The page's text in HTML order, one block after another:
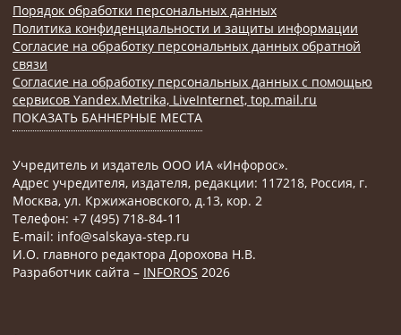
Порядок обработки персональных данных
Политика конфиденциальности и защиты информации
Согласие на обработку персональных данных обратной
связи
Согласие на обработку персональных данных с помощью
сервисов Yandex.Metrika, LiveInternet, top.mail.ru
ПОКАЗАТЬ БАННЕРНЫЕ МЕСТА
Учредитель и издатель ООО ИА «Инфорос».
Адрес учредителя, издателя, редакции: 117218, Россия, г.
Москва, ул. Кржижановского, д.13, кор. 2
Телефон: +7 (495) 718-84-11
E-mail: info@salskaya-step.ru
И.О. главного редактора Дорохова Н.В.
Разработчик сайта – INFOROS 2026